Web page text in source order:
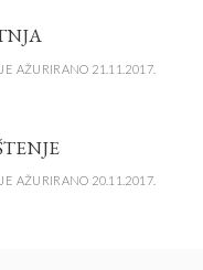
AŽURIRANO 21.11.2017.
AŽURIRANO 20.11.2017.